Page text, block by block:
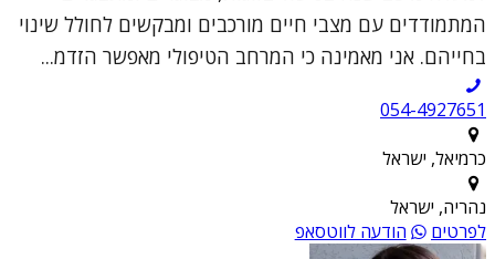
המתמודדים עם מצבי חיים מורכבים ומבקשים לחולל שינוי
בחייהם. אני מאמינה כי המרחב הטיפולי מאפשר הזדמ...
054-4927651
כרמיאל, ישראל
נהריה, ישראל
לפרטים
הודעה לווטסאפ